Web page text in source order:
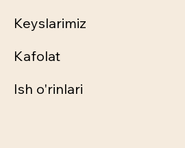
Keyslarimiz
Kafolat
Ish o'rinlari